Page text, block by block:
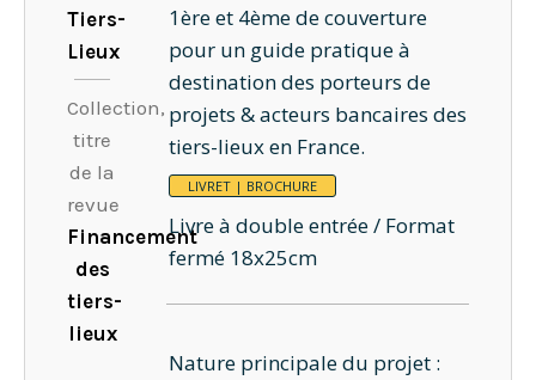
Tiers-
Lieux
Collection,
titre
de la
revue
Financement
des
tiers-
lieux
1ère et 4ème de couverture
pour un guide pratique à
destination des porteurs de
projets & acteurs bancaires des
tiers-lieux en France.
LIVRET | BROCHURE
Livre à double entrée / Format
fermé 18x25cm
Nature principale du projet :